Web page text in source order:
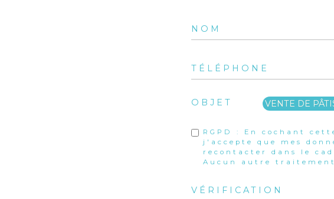
OBJET
RGPD : En cochant
j'accepte que mes
recontacter dans le
Aucun autre
VÉRIFICATION